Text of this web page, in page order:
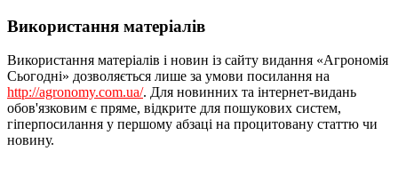
Використання матеріалів
Використання матеріалів і новин із сайту видання «Агрономія
Сьогодні» дозволяється лише за умови посилання на
http://agronomy.com.ua/. Для новинних та інтернет-видань
обов'язковим є пряме, відкрите для пошукових систем,
гіперпосилання у першому абзаці на процитовану статтю чи
новину.